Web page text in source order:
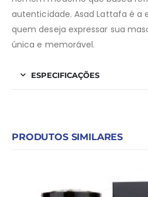
autenticidade. Asad Lattafa é a
quem deseja expressar sua
única e memorável.
ESPECIFICAÇÕES
PRODUTOS SIMILARES